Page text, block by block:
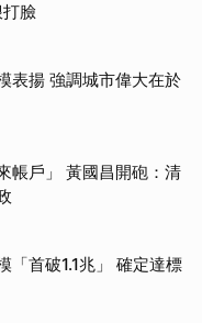
臉
表揚 強調城市偉大在於
帳戶」 黃國昌開砲：清
「首破1.1兆」 確定達標